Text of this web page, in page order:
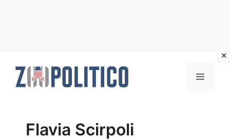
MENU
Flavia Scirpoli